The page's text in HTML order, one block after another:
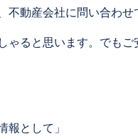
不動産会社に問い合わせ
ゃると思います。でも
報として」